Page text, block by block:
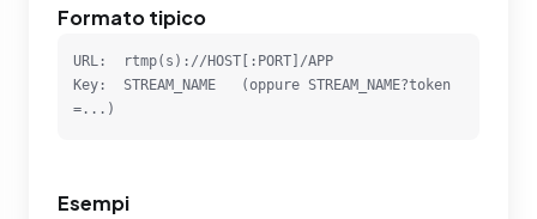
Formato tipico
URL:  rtmp(s)://HOST[:PORT]/APP
Key:  STREAM_NAME   (oppure STREAM_NAME?token
=...)
Esempi